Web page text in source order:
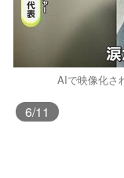
AIで映像化さ
6/11